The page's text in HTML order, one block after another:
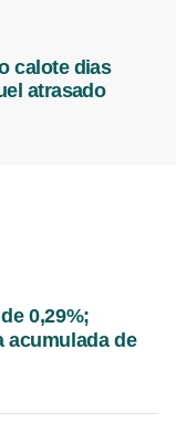
calote dias
atrasado
0,29%;
acumulada de